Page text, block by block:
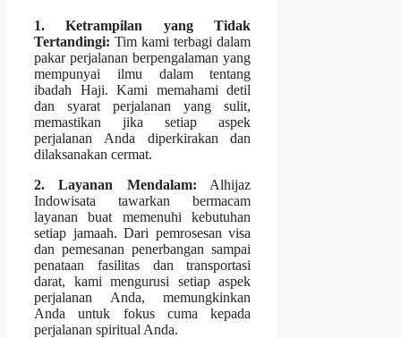
1. Ketrampilan yang Tidak
Tertandingi: Tim kami terbagi dalam
pakar perjalanan berpengalaman yang
mempunyai ilmu dalam tentang
ibadah Haji. Kami memahami detil
dan syarat perjalanan yang sulit,
memastikan jika setiap aspek
perjalanan Anda diperkirakan dan
dilaksanakan cermat.
2. Layanan Mendalam: Alhijaz
Indowisata tawarkan bermacam
layanan buat memenuhi kebutuhan
setiap jamaah. Dari pemrosesan visa
dan pemesanan penerbangan sampai
penataan fasilitas dan transportasi
darat, kami mengurusi setiap aspek
perjalanan Anda, memungkinkan
Anda untuk fokus cuma kepada
perjalanan spiritual Anda.